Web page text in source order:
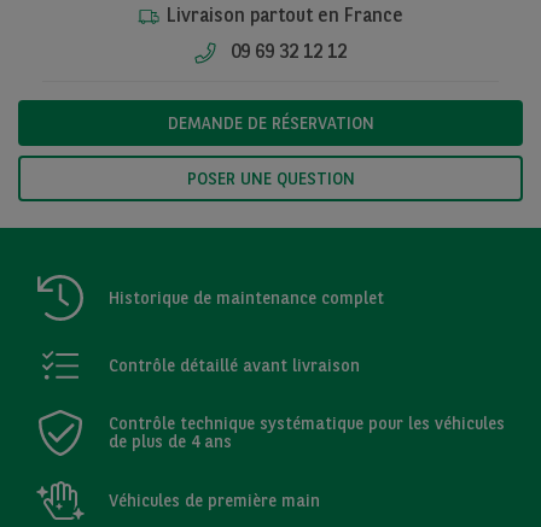
Livraison partout en France
09 69 32 12 12
DEMANDE DE RÉSERVATION
POSER UNE QUESTION
Historique de maintenance complet
Contrôle détaillé avant livraison
Contrôle technique systématique pour les véhicules
de plus de 4 ans
Véhicules de première main